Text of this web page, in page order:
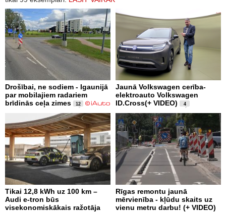
Drošībai, ne sodiem - Igaunijā
par mobilajiem radariem
brīdinās ceļa zimes
12
Jaunā Volkswagen cerība-
elektroauto Volkswagen
ID.Cross(+ VIDEO)
4
Tikai 12,8 kWh uz 100 km –
Audi e-tron būs
visekonomiskākais ražotāja
Rīgas remontu jaunā
mērvienība - kļūdu skaits uz
vienu metru darbu! (+ VIDEO)